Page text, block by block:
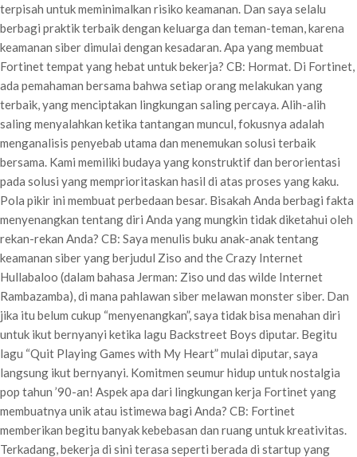
terpisah untuk meminimalkan risiko keamanan. Dan saya selalu
berbagi praktik terbaik dengan keluarga dan teman-teman, karena
keamanan siber dimulai dengan kesadaran. Apa yang membuat
Fortinet tempat yang hebat untuk bekerja? CB: Hormat. Di Fortinet,
ada pemahaman bersama bahwa setiap orang melakukan yang
terbaik, yang menciptakan lingkungan saling percaya. Alih-alih
saling menyalahkan ketika tantangan muncul, fokusnya adalah
menganalisis penyebab utama dan menemukan solusi terbaik
bersama. Kami memiliki budaya yang konstruktif dan berorientasi
pada solusi yang memprioritaskan hasil di atas proses yang kaku.
Pola pikir ini membuat perbedaan besar. Bisakah Anda berbagi fakta
menyenangkan tentang diri Anda yang mungkin tidak diketahui oleh
rekan-rekan Anda? CB: Saya menulis buku anak-anak tentang
keamanan siber yang berjudul Ziso and the Crazy Internet
Hullabaloo (dalam bahasa Jerman: Ziso und das wilde Internet
Rambazamba), di mana pahlawan siber melawan monster siber. Dan
jika itu belum cukup “menyenangkan”, saya tidak bisa menahan diri
untuk ikut bernyanyi ketika lagu Backstreet Boys diputar. Begitu
lagu “Quit Playing Games with My Heart” mulai diputar, saya
langsung ikut bernyanyi. Komitmen seumur hidup untuk nostalgia
pop tahun ’90-an! Aspek apa dari lingkungan kerja Fortinet yang
membuatnya unik atau istimewa bagi Anda? CB: Fortinet
memberikan begitu banyak kebebasan dan ruang untuk kreativitas.
Terkadang, bekerja di sini terasa seperti berada di startup yang